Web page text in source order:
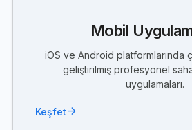
Mobil
iOS ve Android platformlarında
geliştirilmiş profesyonel
uygulamaları.
Keşfet arrow_forward